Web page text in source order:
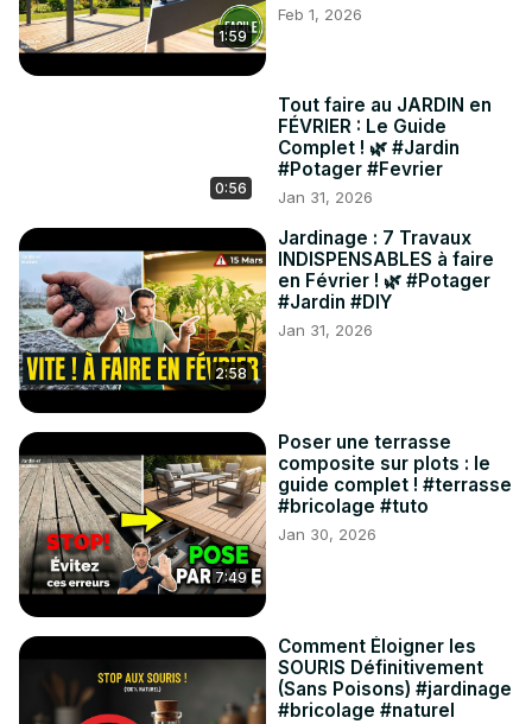
1:59
Feb 1, 2026
0:56
Tout faire au JARDIN en
FÉVRIER : Le Guide
Complet ! 🌿 #Jardin
#Potager #Fevrier
Jan 31, 2026
2:58
Jardinage : 7 Travaux
INDISPENSABLES à faire
en Février ! 🌿 #Potager
#Jardin #DIY
Jan 31, 2026
7:49
Poser une terrasse
composite sur plots : le
guide complet ! #terrasse
#bricolage #tuto
Jan 30, 2026
Comment Éloigner les
SOURIS Définitivement
(Sans Poisons) #jardinage
#bricolage #naturel